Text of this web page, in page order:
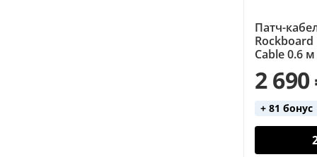
Патч-
Rockboard
Cable 0.6 м
2 690
+ 81 бонус